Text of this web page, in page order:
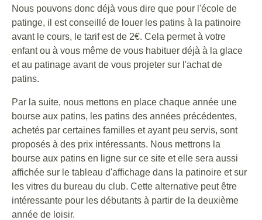
Nous pouvons donc déjà vous dire que pour l'école de
patinge, il est conseillé de louer les patins à la patinoire
avant le cours, le tarif est de 2€. Cela permet à votre
enfant ou à vous même de vous habituer déjà à la glace
et au patinage avant de vous projeter sur l'achat de
patins.
Par la suite, nous mettons en place chaque année une
bourse aux patins, les patins des années précédentes,
achetés par certaines familles et ayant peu servis, sont
proposés à des prix intéressants. Nous mettrons la
bourse aux patins en ligne sur ce site et elle sera aussi
affichée sur le tableau d'affichage dans la patinoire et sur
les vitres du bureau du club. Cette alternative peut être
intéressante pour les débutants à partir de la deuxième
année de loisir.